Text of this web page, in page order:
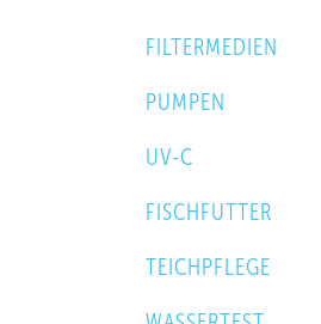
FILTERMEDIEN
PUMPEN
UV-C
FISCHFUTTER
TEICHPFLEGE